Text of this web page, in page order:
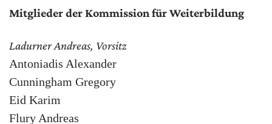
Mitglieder der Kommission für Weiterbildung
Ladurner Andreas, Vorsitz
Antoniadis Alexander
Cunningham Gregory
Eid Karim
Flury Andreas